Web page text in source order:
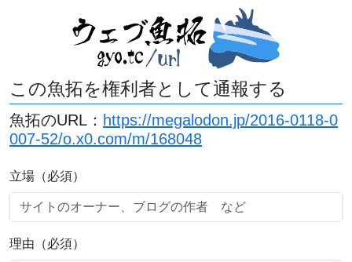
この魚拓を権利者として通報する
魚拓のURL： https://megalodon.jp/2016-0118-0
007-52/o.x0.com/m/168048
立場（必須）
理由（必須）